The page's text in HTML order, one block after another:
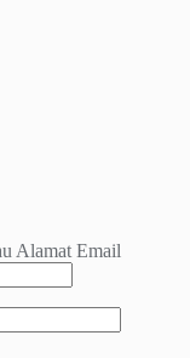
Alamat Email